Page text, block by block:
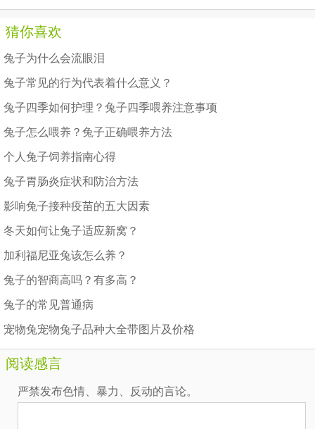
猜你喜欢
兔子为什么会流眼泪
兔子常见的行为代表着什么意义？
兔子四季如何护理？兔子四季喂养注意事项
兔子怎么喂养？兔子正确喂养方法
个人兔子饲养指南心得
兔子胃肠炎症状和防治方法
影响兔子接种疫苗的五大因素
冬天如何让兔子适应新窝？
加利福尼亚兔该怎么养？
兔子的智商高吗？有多高？
兔子的常见普通病
宠物兔宠物兔子品种大全带图片及价格
阅读感言
严禁发布色情、暴力、反动的言论。